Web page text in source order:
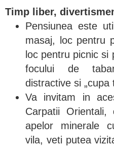
Timp liber,
Pensiunea este
masaj, loc pentru
loc pentru picnic si
focului de
distractive si „cupa
Va invitam in
Carpatii
apelor minerale
vila, veti putea